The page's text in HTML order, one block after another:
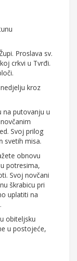
Proslava sv.
crkvi u Tvrđi.
kroz
na putovanju u
Svoj prilog
svetih misa.
obnovu
potresima,
Svoj novčani
škrabicu pri
uplatiti na
obiteljsku
u postojeće,